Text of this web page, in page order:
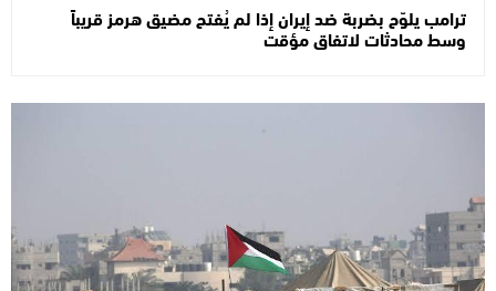
ترامب يلوّح بضربة ضد إيران إذا لم يُفتح مضيق هرمز قريباً
وسط محادثات لاتفاق مؤقت